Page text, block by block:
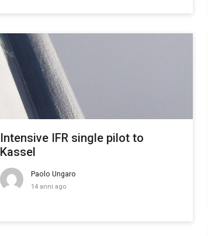
Intensive IFR single pilot to
Kassel
Paolo Ungaro
14 anni ago